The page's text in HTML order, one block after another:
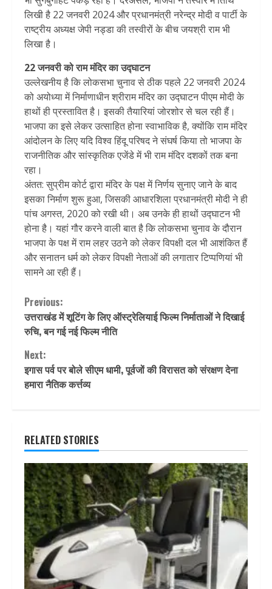
लिखी है 22 जनवरी 2024 और प्रधानमंत्री नरेन्द्र मोदी व पार्टी के
राष्ट्रीय अध्यक्ष जेपी नड्डा की तस्वीरों के बीच जयश्री राम भी
लिखा है।
22 जनवरी को राम मंदिर का उद्घाटन
उल्लेखनीय है कि लोकसभा चुनाव से ठीक पहले 22 जनवरी 2024
को अयोध्या में निर्माणाधीन श्रीराम मंदिर का उद्घाटन पीएम मोदी के
हाथों ही प्रस्तावित है। इसकी तैयारियां जोरशोर से चल रही हैं।
भाजपा का इसे लेकर उत्साहित होना स्वाभाविक है, क्योंकि राम मंदिर
आंदोलन के लिए यदि विश्व हिंदू परिषद ने संघर्ष किया तो भाजपा के
राजनीतिक और सांस्कृतिक एजेंडे में भी राम मंदिर दशकों तक बना
रहा।
अंतत: सुप्रीम कोर्ट द्वारा मंदिर के पक्ष में निर्णय सुनाए जाने के बाद
इसका निर्माण शुरू हुआ, जिसकी आधारशिला प्रधानमंत्री मोदी ने ही
पांच अगस्त, 2020 को रखी थी। अब उनके ही हाथों उद्घाटन भी
होना है। यहां गौर करने वाली बात है कि लोकसभा चुनाव के दौरान
भाजपा के पक्ष में राम लहर उठने को लेकर विपक्षी दल भी आशंकित हैं
और सनातन धर्म को लेकर विपक्षी नेताओं की लगातार टिप्पणियां भी
सामने आ रही हैं।
Continue
Reading
Previous:
उत्तराखंड में शूटिंग के लिए ऑस्ट्रेलियाई फिल्म निर्माताओं ने दिखाई
रुचि, बन गई नई फिल्म नीति
Next:
इगास पर्व पर बोले सीएम धामी, पूर्वजों की विरासत को संरक्षण देना
हमारा नैतिक कर्त्तव्य
RELATED STORIES